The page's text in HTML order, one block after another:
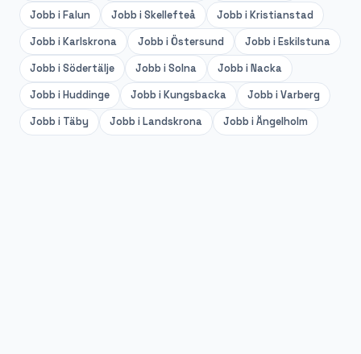
Jobb iFalun Jobb iSkellefteå Jobb iKristianstad
Jobb iKarlskrona Jobb iÖstersund Jobb iEskilstuna
Jobb iSödertälje Jobb iSolna Jobb iNacka
Jobb iHuddinge Jobb iKungsbacka Jobb iVarberg
Jobb i Täby Jobb iLandskrona Jobb iÄngelholm